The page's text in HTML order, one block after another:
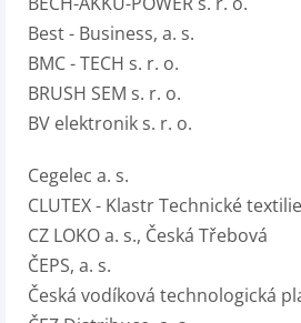
Best - Business, a. s.
BMC - TECH s. r. o.
BRUSH SEM s. r. o.
BV elektronik s. r. o.
Cegelec a. s.
CLUTEX - Klastr Technické
CZ LOKO a. s., Česká Třebová
ČEPS, a. s.
Česká vodíková technologická